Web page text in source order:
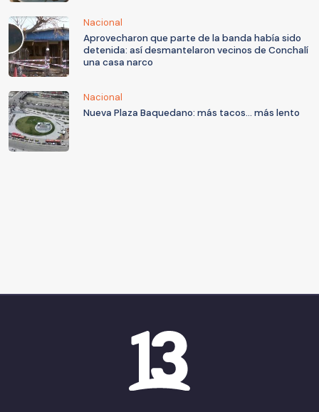
Nacional
Aprovecharon que parte de la banda había sido
detenida: así desmantelaron vecinos de Conchalí
una casa narco
Nacional
Nueva Plaza Baquedano: más tacos... más lento